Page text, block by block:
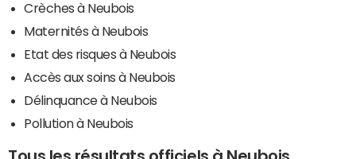
Crèches à Neubois
Maternités à Neubois
Etat des risques à Neubois
Accès aux soins à Neubois
Délinquance à Neubois
Pollution à Neubois
Tous les résultats officiels à Neubois